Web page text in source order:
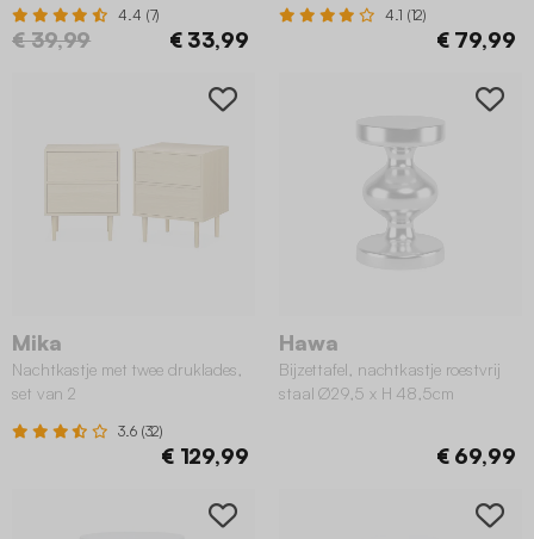
4.4 (7)
€ 39,99 € 33,99
4.1 (12)
€ 79,99
Mika
Nachtkastje met twee druklades,
set van 2
3.6 (32)
€ 129,99
Hawa
Bijzettafel, nachtkastje roestvrij
staal Ø29,5 x H 48,5cm
€ 69,99